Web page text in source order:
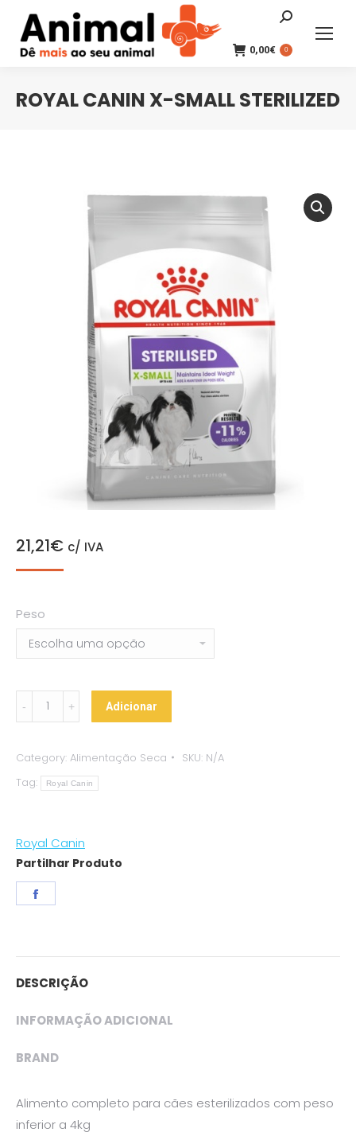
Search:
0,00€ 0
ROYAL CANIN X-SMALL STERILIZED
21,21€ c/ IVA
Peso
Royal
Canin
small
Sterilized
Adicionar
Category: Alimentação Seca SKU: N/A
Tag:
Royal Canin
Royal Canin
Partilhar Produto
DESCRIÇÃO
INFORMAÇÃO ADICIONAL
BRAND
Alimento completo para cães esterilizados com peso
inferior a 4kg